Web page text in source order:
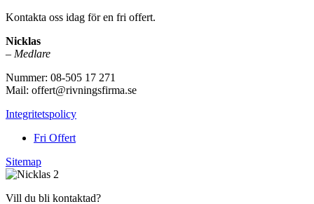
Kontakta oss idag för en fri offert.
Nicklas
– Medlare
Nummer: 08-505 17 271
Mail: offert@rivningsfirma.se
Integritetspolicy
Fri Offert
Sitemap
Vill du bli kontaktad?